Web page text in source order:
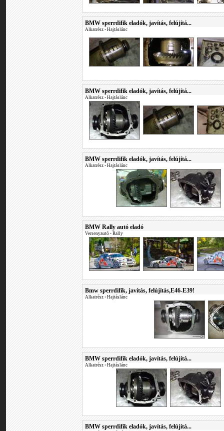
BMW sperrdifik eladók, javítás, felújítá...
Alkatrész • Hajtáslánc
BMW sperrdifik eladók, javítás, felújítá...
Alkatrész • Hajtáslánc
BMW sperrdifik eladók, javítás, felújítá...
Alkatrész • Hajtáslánc
BMW Rally autó eladó
Versenyautó • Rally
Bmw sperrdifik, javítás, felújítás,E46-E39!
Alkatrész • Hajtáslánc
BMW sperrdifik eladók, javítás, felújítá...
Alkatrész • Hajtáslánc
BMW sperrdifik eladók, javítás, felújítá...